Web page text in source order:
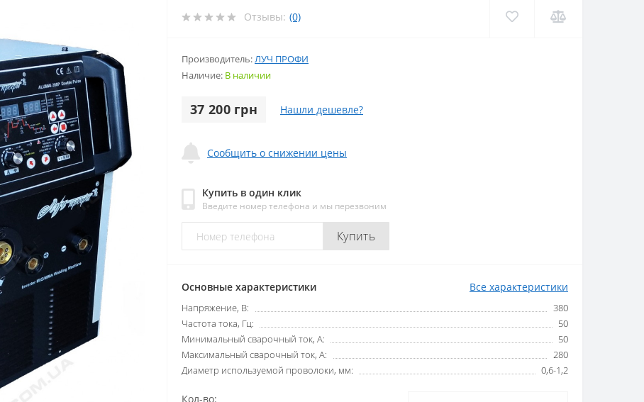
Отзывы: (0)
Производитель:ЛУЧ ПРОФИ
Наличие: В наличии
37 200 грн Нашли дешевле?
Сообщить о снижении цены
Купить в один клик
Введите номер телефона и мы перезвоним
Купить
Основные характеристики Все характеристики
Напряжение, В:
380
Частота тока, Гц:
50
Минимальный сварочный ток, А:
50
Максимальный сварочный ток, А:
280
Диаметр используемой проволоки, мм:
0,6-1,2
Кол-во: